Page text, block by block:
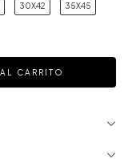
30X42 35X45